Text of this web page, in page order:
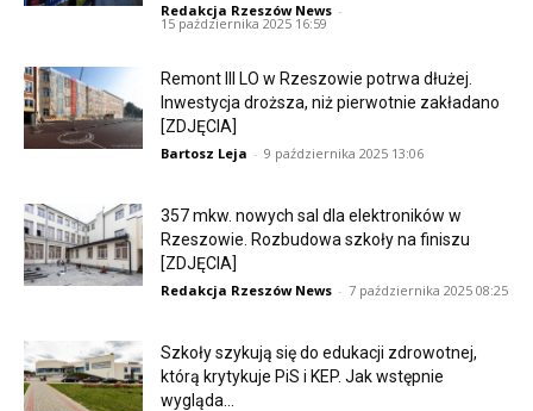
Redakcja Rzeszów News -
15 października 2025 16:59
Remont III LO w Rzeszowie potrwa dłużej.
Inwestycja droższa, niż pierwotnie zakładano
[ZDJĘCIA]
Bartosz Leja - 9 października 2025 13:06
357 mkw. nowych sal dla elektroników w
Rzeszowie. Rozbudowa szkoły na finiszu
[ZDJĘCIA]
Redakcja Rzeszów News - 7 października 2025 08:25
Szkoły szykują się do edukacji zdrowotnej,
którą krytykuje PiS i KEP. Jak wstępnie
wygląda...